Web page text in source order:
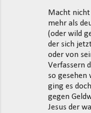
Macht
mehr als
(oder wild
der sich
oder von
Verfassern
so gesehen
ging es
gegen
Jesus der